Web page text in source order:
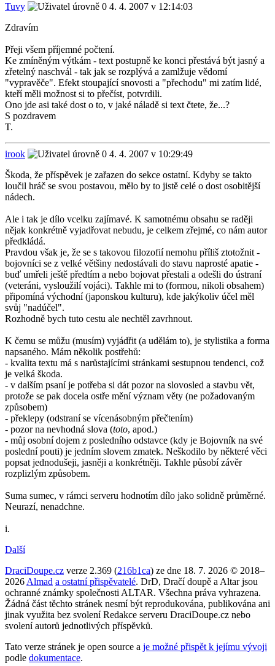
Tuvy
4. 4. 2007 v 12:14:03
Zdravím
Přeji všem příjemné počtení.
Ke zmíněným výtkám - text postupně ke konci přestává být jasný a
zřetelný naschvál - tak jak se rozplývá a zamlžuje vědomí
"vypravěče". Efekt stoupající snovosti a "přechodu" mi zatím lidé,
kteří měli možnost si to přečíst, potvrdili.
Ono jde asi také dost o to, v jaké náladě si text čtete, že...?
S pozdravem
T.
irook
4. 4. 2007 v 10:29:49
Škoda, že příspěvek je zařazen do sekce ostatní. Kdyby se takto
loučil hráč se svou postavou, mělo by to jistě celé o dost osobitější
nádech.
Ale i tak je dílo vcelku zajímavé. K samotnému obsahu se raději
nějak konkrétně vyjadřovat nebudu, je celkem zřejmé, co nám autor
předkládá.
Pravdou však je, že se s takovou filozofií nemohu příliš ztotožnit -
bojovníci se z velké většiny nedostávali do stavu naprosté apatie -
buď umřeli ještě předtím a nebo bojovat přestali a odešli do ústraní
(veteráni, vysloužilí vojáci). Takhle mi to (formou, nikoli obsahem)
připomíná východní (japonskou kulturu), kde jakýkoliv účel měl
svůj "nadúčel".
Rozhodně bych tuto cestu ale nechtěl zavrhnout.
K čemu se můžu (musím) vyjádřit (a udělám to), je stylistika a forma
napsaného. Mám několik postřehů:
- kvalita textu má s narůstajícími stránkami sestupnou tendenci, což
je velká škoda.
- v dalším psaní je potřeba si dát pozor na slovosled a stavbu vět,
protože se pak docela ostře mění význam věty (ne požadovaným
způsobem)
- překlepy (odstraní se vícenásobným přečtením)
- pozor na nevhodná slova (toto, apod.)
- můj osobní dojem z posledního odstavce (kdy je Bojovník na své
poslední pouti) je jedním slovem zmatek. Neškodilo by některé věci
popsat jednodušeji, jasněji a konkrétněji. Takhle působí závěr
rozplizlým způsobem.
Suma sumec, v rámci serveru hodnotím dílo jako solidně průměrné.
Neurazí, nenadchne.
i.
Další
DraciDoupe.cz verze 2.369 (216b1ca) ze dne 18. 7. 2026 © 2018–
2026 Almad a ostatní přispěvatelé. DrD, Dračí doupě a Altar jsou
ochranné známky společnosti ALTAR. Všechna práva vyhrazena.
Žádná část těchto stránek nesmí být reprodukována, publikována ani
jinak využita bez svolení Redakce serveru DraciDoupe.cz nebo
svolení autorů jednotlivých příspěvků.
Tato verze stránek je open source a je možné přispět k jejímu vývoji
podle dokumentace.